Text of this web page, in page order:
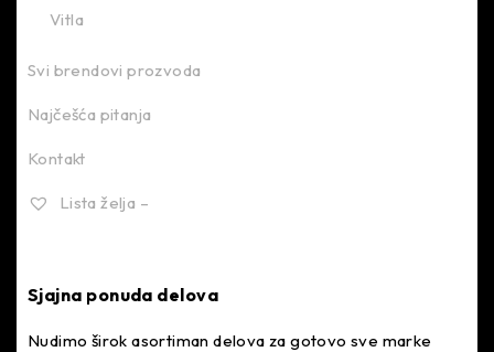
Vitla
Svi brendovi prozvoda
Najčešća pitanja
Kontakt
Lista želja –
Sjajna ponuda delova
Nudimo širok asortiman delova za gotovo sve marke